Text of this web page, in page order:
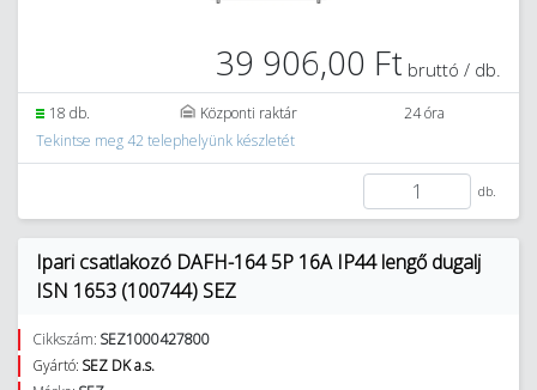
39 906,00 Ft bruttó / db.
18 db. Központi raktár
24 óra
Tekintse meg 42 telephelyünk készletét
db.
Ipari csatlakozó DAFH-164 5P 16A IP44 lengő dugalj
ISN 1653 (100744) SEZ
Cikkszám: SEZ1000427800
Gyártó: SEZ DK a.s.